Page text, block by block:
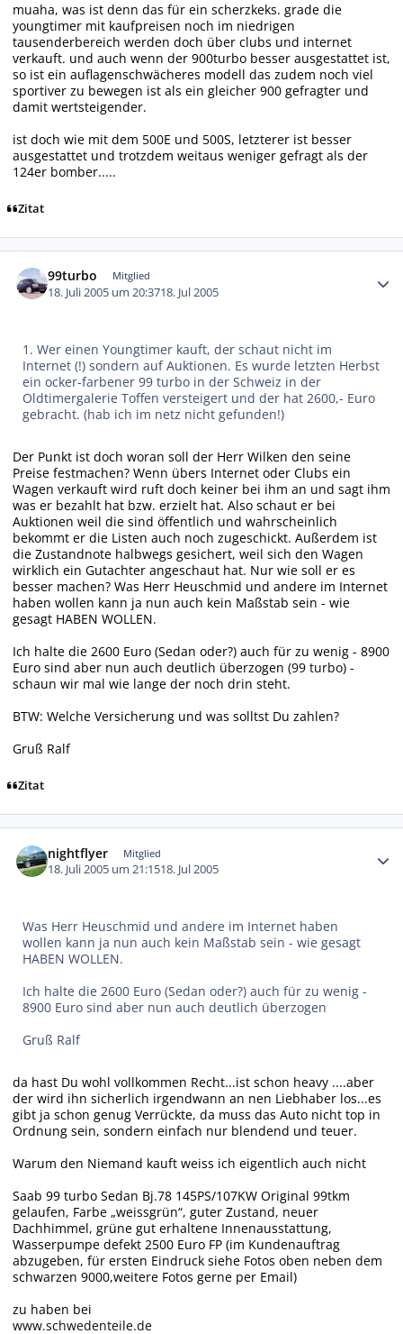
muaha, was ist denn das für ein scherzkeks. grade die
youngtimer mit kaufpreisen noch im niedrigen
tausenderbereich werden doch über clubs und internet
verkauft. und auch wenn der 900turbo besser ausgestattet ist,
so ist ein auflagenschwächeres modell das zudem noch viel
sportiver zu bewegen ist als ein gleicher 900 gefragter und
damit wertsteigender.
ist doch wie mit dem 500E und 500S, letzterer ist besser
ausgestattet und trotzdem weitaus weniger gefragt als der
124er bomber.....
Zitat
99turbo Mitglied
18. Juli 2005 um 20:3718. Jul 2005
1. Wer einen Youngtimer kauft, der schaut nicht im
Internet (!) sondern auf Auktionen. Es wurde letzten Herbst
ein ocker-farbener 99 turbo in der Schweiz in der
Oldtimergalerie Toffen versteigert und der hat 2600,- Euro
gebracht. (hab ich im netz nicht gefunden!)
Der Punkt ist doch woran soll der Herr Wilken den seine
Preise festmachen? Wenn übers Internet oder Clubs ein
Wagen verkauft wird ruft doch keiner bei ihm an und sagt ihm
was er bezahlt hat bzw. erzielt hat. Also schaut er bei
Auktionen weil die sind öffentlich und wahrscheinlich
bekommt er die Listen auch noch zugeschickt. Außerdem ist
die Zustandnote halbwegs gesichert, weil sich den Wagen
wirklich ein Gutachter angeschaut hat. Nur wie soll er es
besser machen? Was Herr Heuschmid und andere im Internet
haben wollen kann ja nun auch kein Maßstab sein - wie
gesagt HABEN WOLLEN.
Ich halte die 2600 Euro (Sedan oder?) auch für zu wenig - 8900
Euro sind aber nun auch deutlich überzogen (99 turbo) -
schaun wir mal wie lange der noch drin steht.
BTW: Welche Versicherung und was solltst Du zahlen?
Gruß Ralf
Zitat
nightflyer Mitglied
18. Juli 2005 um 21:1518. Jul 2005
Was Herr Heuschmid und andere im Internet haben
wollen kann ja nun auch kein Maßstab sein - wie gesagt
HABEN WOLLEN.
Ich halte die 2600 Euro (Sedan oder?) auch für zu wenig -
8900 Euro sind aber nun auch deutlich überzogen
Gruß Ralf
da hast Du wohl vollkommen Recht...ist schon heavy ....aber
der wird ihn sicherlich irgendwann an nen Liebhaber los...es
gibt ja schon genug Verrückte, da muss das Auto nicht top in
Ordnung sein, sondern einfach nur blendend und teuer.
Warum den Niemand kauft weiss ich eigentlich auch nicht
Saab 99 turbo Sedan Bj.78 145PS/107KW Original 99tkm
gelaufen, Farbe „weissgrün“, guter Zustand, neuer
Dachhimmel, grüne gut erhaltene Innenausstattung,
Wasserpumpe defekt 2500 Euro FP (im Kundenauftrag
abzugeben, für ersten Eindruck siehe Fotos oben neben dem
schwarzen 9000,weitere Fotos gerne per Email)
zu haben bei
www.schwedenteile.de